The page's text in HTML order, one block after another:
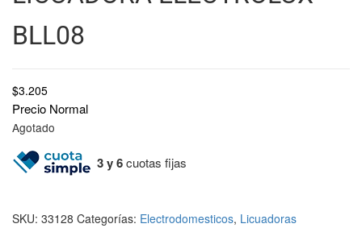
BLL08
$3.205
Precio Normal
Agotado
3 y 6cuotas fijas
SKU: 33128 Categorías: Electrodomesticos, Licuadoras